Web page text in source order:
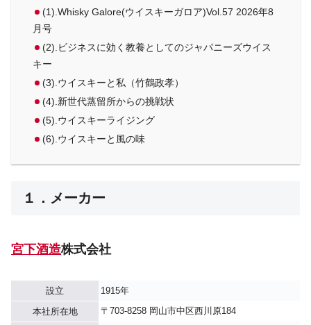
(1).Whisky Galore(ウイスキーガロア)Vol.57 2026年8
月号
(2).ビジネスに効く教養としてのジャパニーズウイス
キー
(3).ウイスキーと私（竹鶴政孝）
(4).新世代蒸留所からの挑戦状
(5).ウイスキーライジング
(6).ウイスキーと風の味
１．メーカー
宮下酒造株式会社
設立
1915年
本社所在地
〒703-8258 岡山市中区西川原184